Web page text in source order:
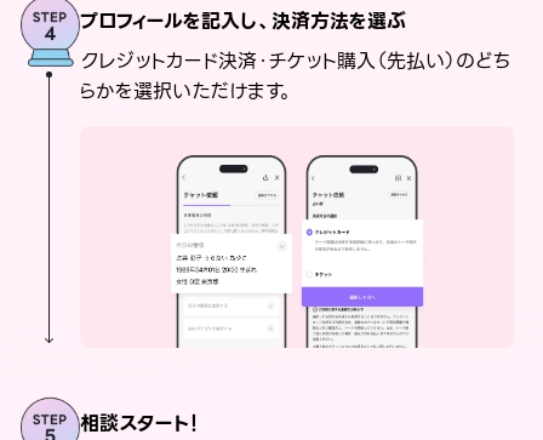
プロフィールを記入し、決済方法を選ぶ
クレジットカード決済・チケット購入（先払い）のどち
らかを選択いただけます。
相談スタート！